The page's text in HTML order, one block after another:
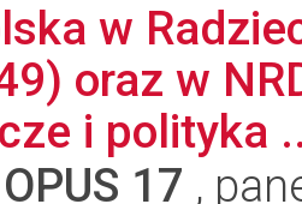
w
oraz w
i polityka
OPUS 17 ,